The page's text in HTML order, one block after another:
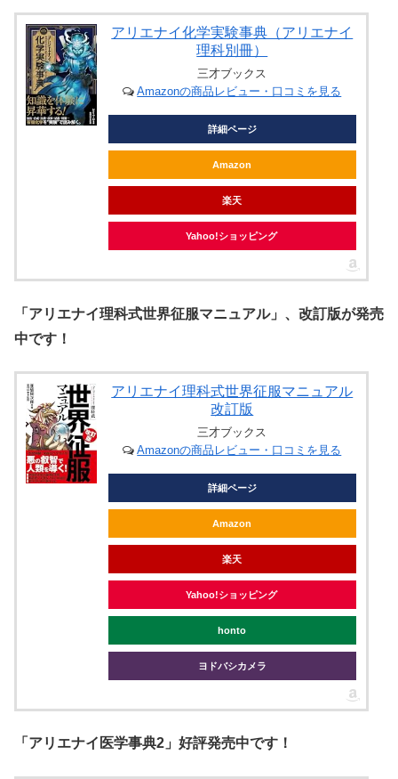
アリエナイ化学実験事典（アリエナイ
理科別冊）
三才ブックス
Amazonの商品レビュー・口コミを見る
詳細ページ
Amazon
楽天
Yahoo!ショッピング
「アリエナイ理科式世界征服マニュアル」、改訂版が発売
中です！
アリエナイ理科式世界征服マニュアル
改訂版
三才ブックス
Amazonの商品レビュー・口コミを見る
詳細ページ
Amazon
楽天
Yahoo!ショッピング
honto
ヨドバシカメラ
「アリエナイ医学事典2」好評発売中です！